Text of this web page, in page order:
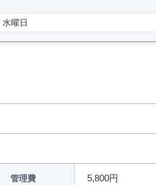
水曜日
管理費 5,800円